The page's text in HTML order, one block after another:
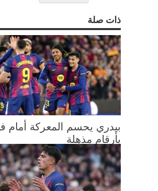
ذات صلة
بيدري يحسم المعركة أمام
بأرقام مذهلة